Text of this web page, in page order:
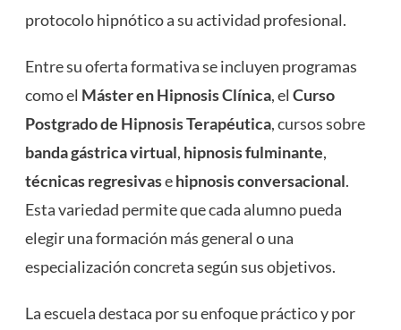
protocolo hipnótico a su actividad profesional.
Entre su oferta formativa se incluyen programas
como el Máster en Hipnosis Clínica, el Curso
Postgrado de Hipnosis Terapéutica, cursos sobre
banda gástrica virtual, hipnosis fulminante,
técnicas regresivasehipnosis conversacional.
Esta variedad permite que cada alumno pueda
elegir una formación más general o una
especialización concreta según sus objetivos.
La escuela destaca por su enfoque práctico y por